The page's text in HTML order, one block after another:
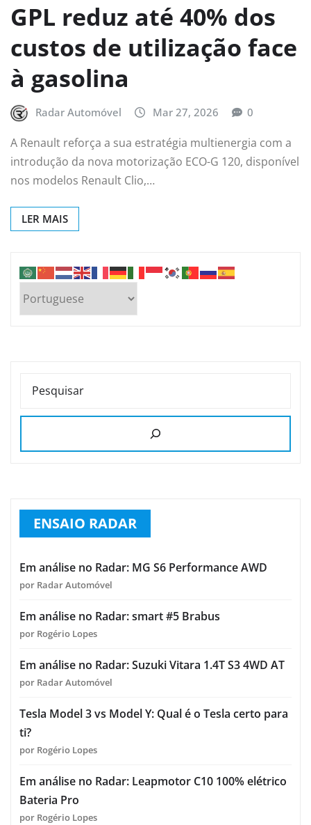
GPL reduz até 40% dos
custos de utilização face
à gasolina
Radar Automóvel Mar 27, 2026 0
A Renault reforça a sua estratégia multienergia com a
introdução da nova motorização ECO-G 120, disponível
nos modelos Renault Clio,…
LER MAIS
PESQUISAR
ENSAIO RADAR
Em análise no Radar: MG S6 Performance AWD
por Radar Automóvel
Em análise no Radar: smart #5 Brabus
por Rogério Lopes
Em análise no Radar: Suzuki Vitara 1.4T S3 4WD AT
por Radar Automóvel
Tesla Model 3 vs Model Y: Qual é o Tesla certo para
ti?
por Rogério Lopes
Em análise no Radar: Leapmotor C10 100% elétrico
Bateria Pro
por Rogério Lopes